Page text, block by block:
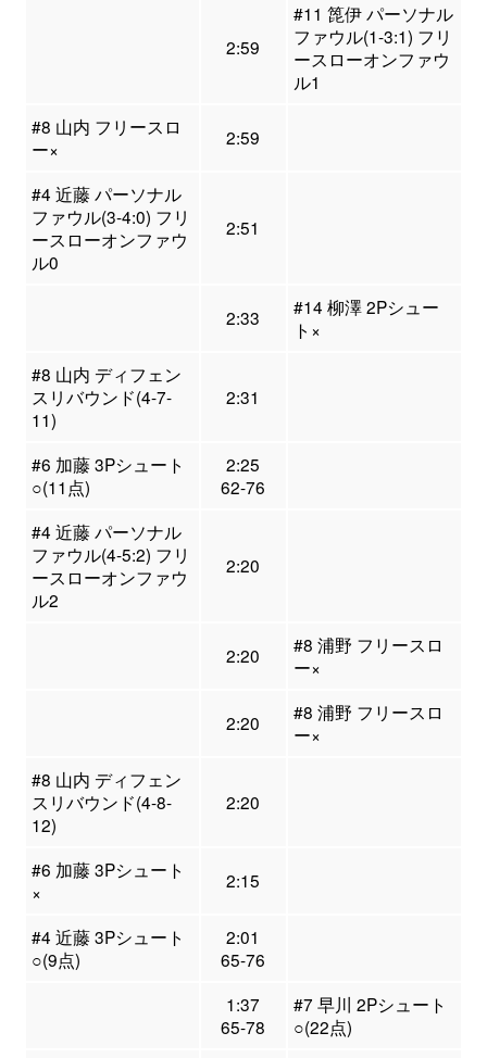
2:59
#11 箆伊 パーソナル
ファウル(1-3:1) フリ
ースローオンファウ
ル1
#8 山内 フリースロ
ー×
2:59
#4 近藤 パーソナル
ファウル(3-4:0) フリ
ースローオンファウ
ル0
2:51
2:33
#14 柳澤 2Pシュー
ト×
#8 山内 ディフェン
スリバウンド(4-7-
11)
2:31
#6 加藤 3Pシュート
○(11点)
2:25
62-76
#4 近藤 パーソナル
ファウル(4-5:2) フリ
ースローオンファウ
ル2
2:20
2:20
#8 浦野 フリースロ
ー×
2:20
#8 浦野 フリースロ
ー×
#8 山内 ディフェン
スリバウンド(4-8-
12)
2:20
#6 加藤 3Pシュート
×
2:15
#4 近藤 3Pシュート
○(9点)
2:01
65-76
1:37
65-78
#7 早川 2Pシュート
○(22点)